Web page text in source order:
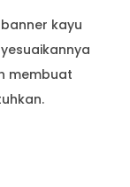
kayu
membuat